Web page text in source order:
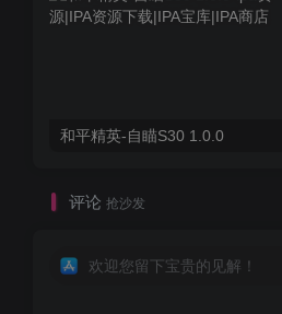
和平精英-自瞄S30 1.0.0
评论 抢沙发
欢迎您留下宝贵的见解！